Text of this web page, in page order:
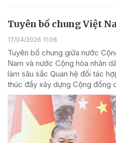
Tuyên bố chung Việt
17/04/2026 11:06
Tuyên bố chung giữa nước
Nam và nước Cộng hòa nhân
làm sâu sắc Quan hệ đối tác
thúc đẩy xây dựng Cộng đồng